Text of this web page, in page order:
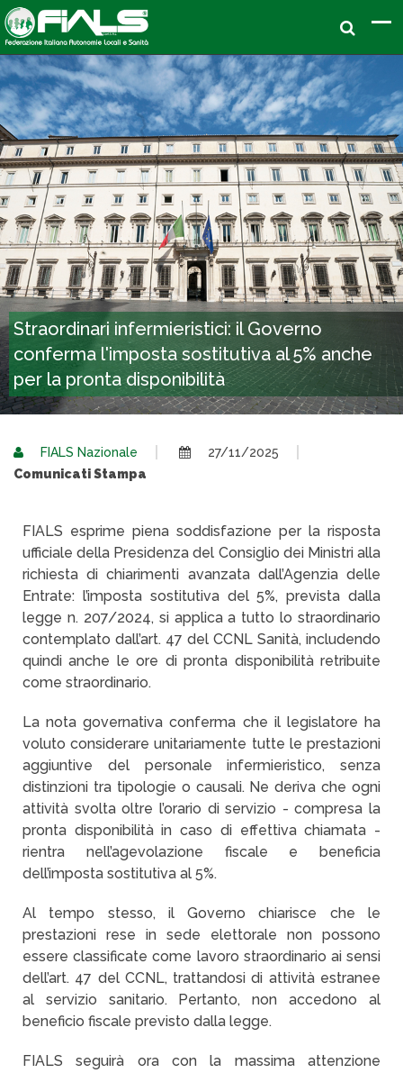
Straordinari infermieristici: il Governo
conferma l'imposta sostitutiva al 5% anche
per la pronta disponibilità
FIALS Nazionale
27/11/2025
Comunicati Stampa
FIALS esprime piena soddisfazione per la risposta
ufficiale della Presidenza del Consiglio dei Ministri alla
richiesta di chiarimenti avanzata dall’Agenzia delle
Entrate: l’imposta sostitutiva del 5%, prevista dalla
legge n. 207/2024, si applica a tutto lo straordinario
contemplato dall’art. 47 del CCNL Sanità, includendo
quindi anche le ore di pronta disponibilità retribuite
come straordinario.
La nota governativa conferma che il legislatore ha
voluto considerare unitariamente tutte le prestazioni
aggiuntive del personale infermieristico, senza
distinzioni tra tipologie o causali. Ne deriva che ogni
attività svolta oltre l’orario di servizio - compresa la
pronta disponibilità in caso di effettiva chiamata -
rientra nell’agevolazione fiscale e beneficia
dell’imposta sostitutiva al 5%.
Al tempo stesso, il Governo chiarisce che le
prestazioni rese in sede elettorale non possono
essere classificate come lavoro straordinario ai sensi
dell’art. 47 del CCNL, trattandosi di attività estranee
al servizio sanitario. Pertanto, non accedono al
beneficio fiscale previsto dalla legge.
FIALS seguirà ora con la massima attenzione